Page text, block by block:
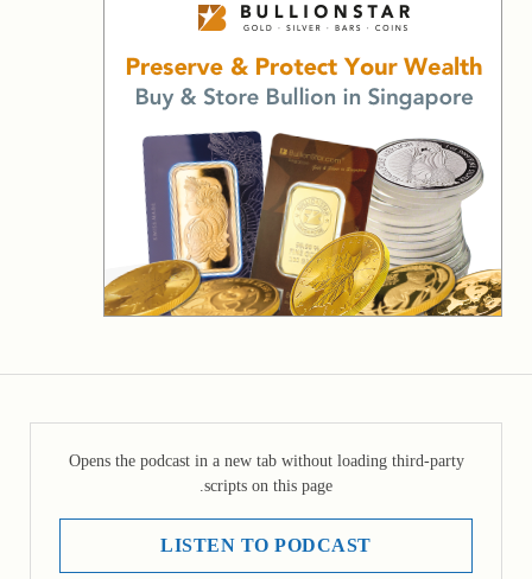
Opens the podcast in a new tab without loading third-party
scripts on this page.
LISTEN TO PODCAST